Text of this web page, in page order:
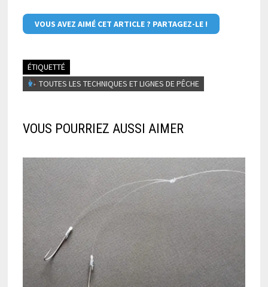
VOUS AVEZ AIMÉ CET ARTICLE ? PARTAGEZ-LE !
ÉTIQUETTÉ
TOUTES LES TECHNIQUES ET LIGNES DE PÊCHE
VOUS POURRIEZ AUSSI AIMER